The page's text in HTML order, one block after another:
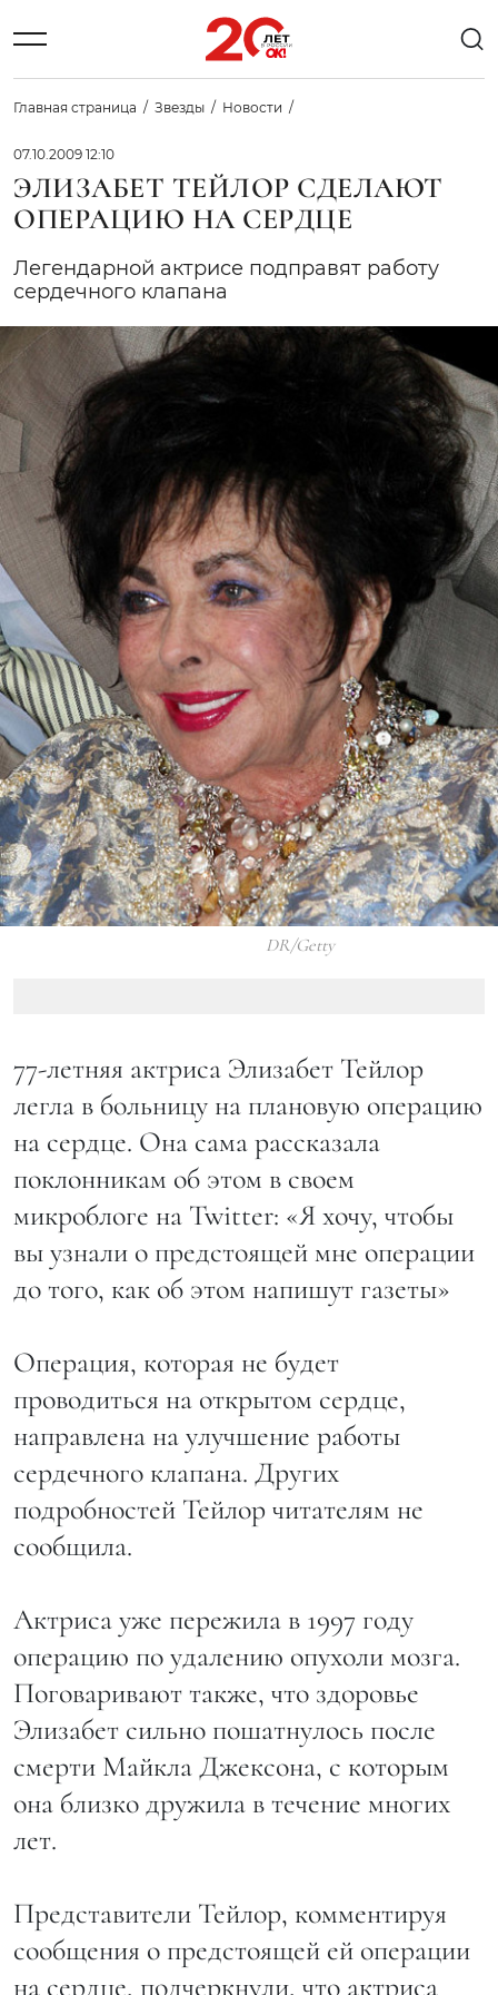
Главная страница Звезды Новости
07.10.2009 12:10
ЭЛИЗАБЕТ ТЕЙЛОР СДЕЛАЮТ
ОПЕРАЦИЮ НА СЕРДЦЕ
Легендарной актрисе подправят работу
сердечного клапана
DR/Getty
77-летняя актриса Элизабет Тейлор
легла в больницу на плановую операцию
на сердце. Она сама рассказала
поклонникам об этом в своем
микроблоге на Twitter: «Я хочу, чтобы
вы узнали о предстоящей мне операции
до того, как об этом напишут газеты»
Операция, которая не будет
проводиться на открытом сердце,
направлена на улучшение работы
сердечного клапана. Других
подробностей Тейлор читателям не
сообщила.
Актриса уже пережила в 1997 году
операцию по удалению опухоли мозга.
Поговаривают также, что здоровье
Элизабет сильно пошатнулось после
смерти Майкла Джексона, с которым
она близко дружила в течение многих
лет.
Представители Тейлор, комментируя
сообщения о предстоящей ей операции
на сердце, подчеркнули, что актриса